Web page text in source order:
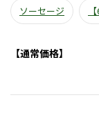
ソーセージ
【通常価格】